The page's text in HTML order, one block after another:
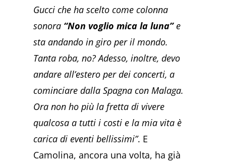
Gucci che ha scelto come colonna
sonora “Non voglio mica la luna”e
sta andando in giro per il mondo.
Tanta roba, no? Adesso, inoltre, devo
andare all’estero per dei concerti, a
cominciare dalla Spagna con Malaga.
Ora non ho più la fretta di vivere
qualcosa a tutti i costi e la mia vita è
carica di eventi bellissimi”. E
Camolina, ancora una volta, ha già